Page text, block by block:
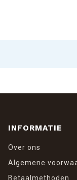
INFORMATIE
Over ons
Algemene
Betaalmethoden